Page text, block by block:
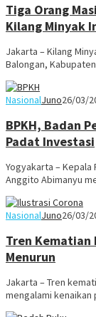
Tiga Orang
Kilang Minyak
Jakarta – Kilang
Balongan,
NasionalJuno26/03/
BPKH, Badan
Padat Investasi
Yogyakarta – Kepala
Anggito Abimanyu
NasionalJuno26/03/
Tren Kematian
Menurun
Jakarta – Tren
mengalami